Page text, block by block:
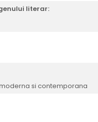
literar:
si contemporana